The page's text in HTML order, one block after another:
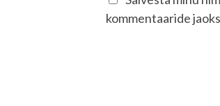
kommentaaride